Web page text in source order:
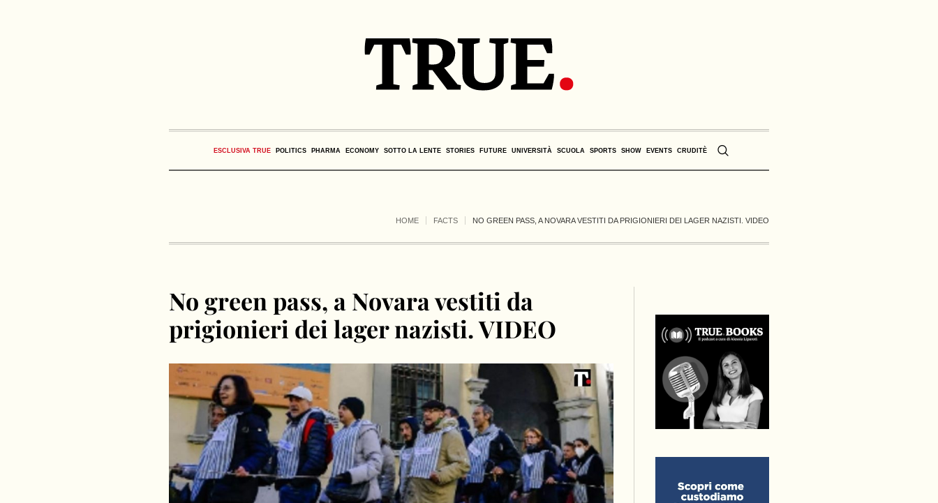
ESCLUSIVA TRUE POLITICS PHARMA ECONOMY SOTTO LA LENTE STORIES FUTURE UNIVERSITÀ SCUOLA SPORTS SHOW EVENTS CRUDITÈ
HOME FACTS NO GREEN PASS, A NOVARA VESTITI DA PRIGIONIERI DEI LAGER NAZISTI. VIDEO
No green pass, a Novara vestiti da
prigionieri dei lager nazisti. VIDEO